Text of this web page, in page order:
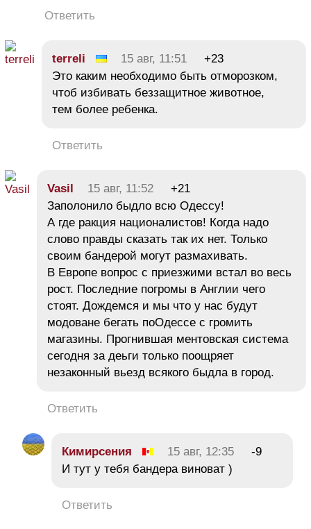
Ответить
terreli 15 авг, 11:51
+23
Это каким необходимо быть отморозком,
чтоб избивать беззащитное животное,
тем более ребенка.
Ответить
Vasil 15 авг, 11:52
+21
Заполонило быдло всю Одессу!
А где ракция националистов! Когда надо
слово правды сказать так их нет. Только
своим бандерой могут размахивать.
В Европе вопрос с приезжими встал во весь
рост. Последние погромы в Англии чего
стоят. Дождемся и мы что у нас будут
модоване бегать поОдессе с громить
магазины. Прогнившая ментовская система
сегодня за деьги только поощряет
незаконный вьезд всякого быдла в город.
Ответить
Кимирсения 15 авг, 12:35
-9
И тут у тебя бандера виноват )
Ответить